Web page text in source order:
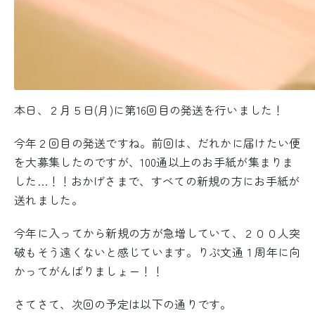
本日、２月５日(月)に第16回目の発送を行いました！
今年２回目の発送ですね。前回は、だれかに届けたい便
を大募集したのですが、100通以上のお手紙が集まりま
した…！！おかげさまで、すべての新規の方にお手紙が
送れました。
今年に入ってから新規の方が急増していて、２００人突
破もそう遠くないと感じています。りぷ文通１周年に向
かってがんばりましょー！！
さてさて、次回の予定は以下の通りです。